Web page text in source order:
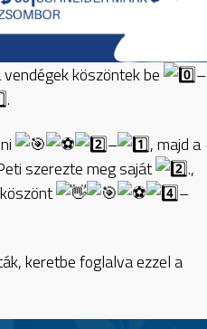
köszöntek be
–
.
–
, majd a
szerezte meg saját
.,
–
keretbe foglalva ezzel a